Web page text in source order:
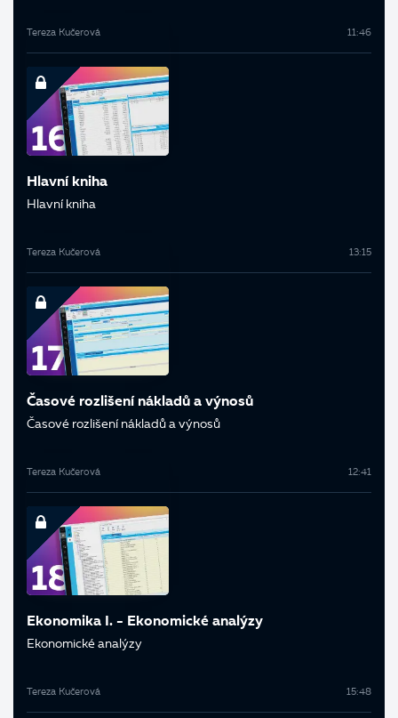
Tereza Kučerová 11:46
Hlavní kniha
Hlavní kniha
Tereza Kučerová 13:15
Časové rozlišení nákladů a výnosů
Časové rozlišení nákladů a výnosů
Tereza Kučerová 12:41
Ekonomika I. - Ekonomické analýzy
Ekonomické analýzy
Tereza Kučerová 15:48